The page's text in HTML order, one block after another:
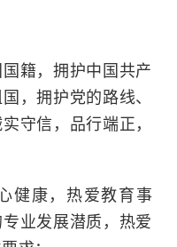
国籍，拥护中国共产
，拥护党的路线、
守信，品行端正，
健康，热爱教育事
业发展潜质，热爱